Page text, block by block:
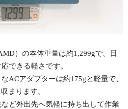
）の本体重量は約1,299gで、日
できる軽さです。
ACアダプターは約175gと軽量で、
まります。
ど外出先へ気軽に持ち出して作業